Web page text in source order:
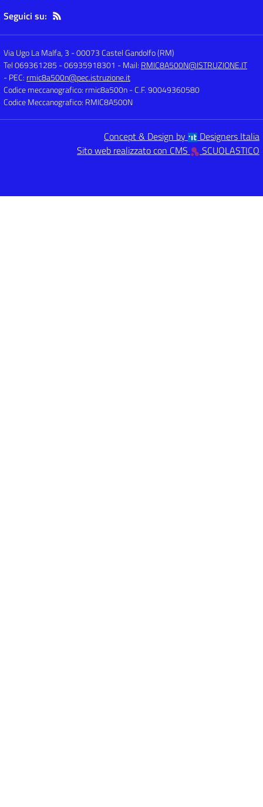
Seguici su:
Via Ugo La Malfa, 3 -00073 Castel Gandolfo (RM)
Tel 069361285 - 06935918301 - Mail: RMIC8A500N@ISTRUZIONE.IT
- PEC: rmic8a500n@pec.istruzione.it
Codice meccanografico: rmic8a500n- C.F. 90049360580
Codice Meccanografico: RMIC8A500N
Concept & Design by
Designers Italia
Sito web realizzato con CMS
SCUOLASTICO